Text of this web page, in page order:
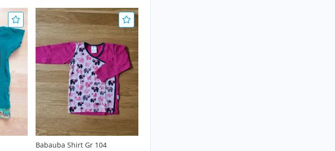
Babauba Shirt Gr 104